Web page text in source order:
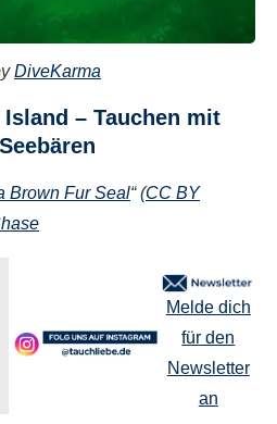
DiveKarma
Island – Tauchen mit
Brown Fur Seal“ (CC BY
Melde dich
für den
Newsletter
an